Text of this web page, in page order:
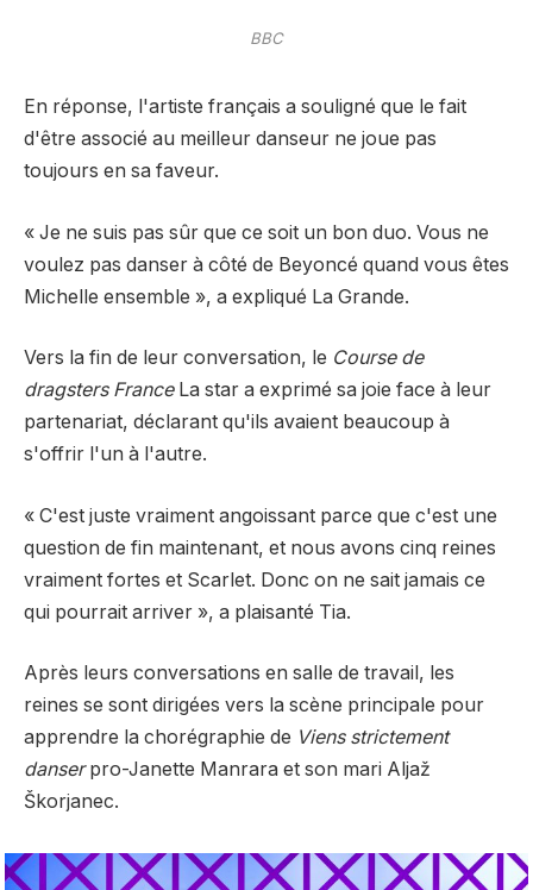
BBC
En réponse, l'artiste français a souligné que le fait
d'être associé au meilleur danseur ne joue pas
toujours en sa faveur.
« Je ne suis pas sûr que ce soit un bon duo. Vous ne
voulez pas danser à côté de Beyoncé quand vous êtes
Michelle ensemble », a expliqué La Grande.
Vers la fin de leur conversation, le Course de
dragsters FranceLa star a exprimé sa joie face à leur
partenariat, déclarant qu'ils avaient beaucoup à
s'offrir l'un à l'autre.
« C'est juste vraiment angoissant parce que c'est une
question de fin maintenant, et nous avons cinq reines
vraiment fortes et Scarlet. Donc on ne sait jamais ce
qui pourrait arriver », a plaisanté Tia.
Après leurs conversations en salle de travail, les
reines se sont dirigées vers la scène principale pour
apprendre la chorégraphie de Viens strictement
danserpro-Janette Manrara et son mari Aljaž
Škorjanec.